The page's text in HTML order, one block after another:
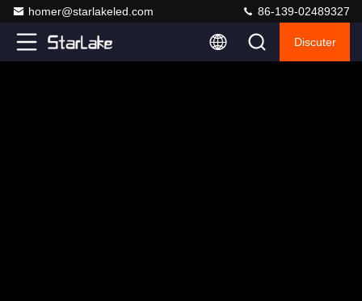
homer@starlakeled.com 86-139-02489327
Discuter